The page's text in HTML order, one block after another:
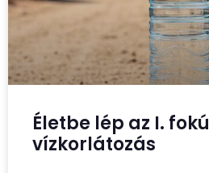
Életbe lép az I. fokú
vízkorlátozás